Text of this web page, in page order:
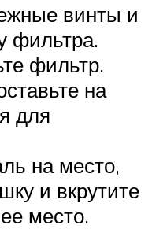
винты и
фильтра.
фильтр.
на
для
на место,
и вкрутите
место.